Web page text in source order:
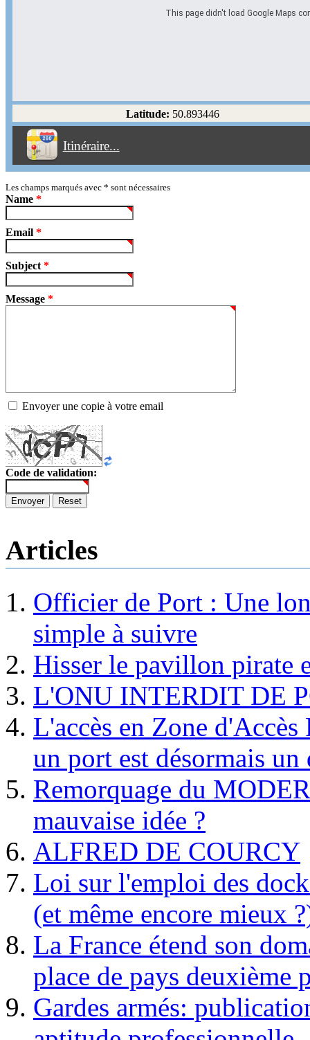
This page didn't load Google Maps
Latitude: 50.893446
Itinéraire...
Éviter les autoroutes
Éviter les péages
Partir! Reset
Les champs marqués avec * sont nécessaires
Name *
Email *
Subject *
Message *
Envoyer une copie à votre email
Code de validation:
Envoyer Reset
Articles
Officier de Port : Une
simple à suivre
Hisser le pavillon pirate
L'ONU INTERDIT DE
L'accès en Zone
un port est désormais un
Remorquage du
mauvaise idée ?
ALFRED DE COURCY
Loi sur l'emploi des
(et même encore mieux
La France étend son
place de pays deuxième
Gardes armés: